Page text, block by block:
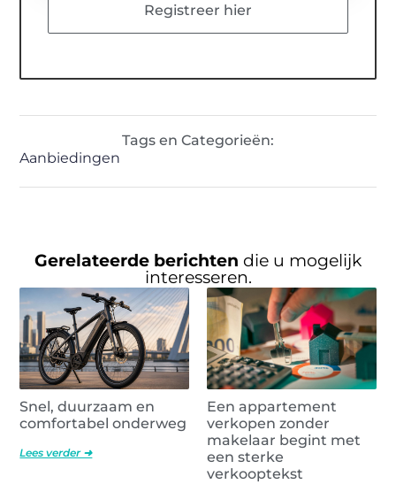
Registreer hier
Tags en Categorieën:
Aanbiedingen
Gerelateerde berichten die u mogelijk
interesseren.
Snel, duurzaam en
comfortabel onderweg
Lees verder ➜
Een appartement
verkopen zonder
makelaar begint met
een sterke
verkooptekst